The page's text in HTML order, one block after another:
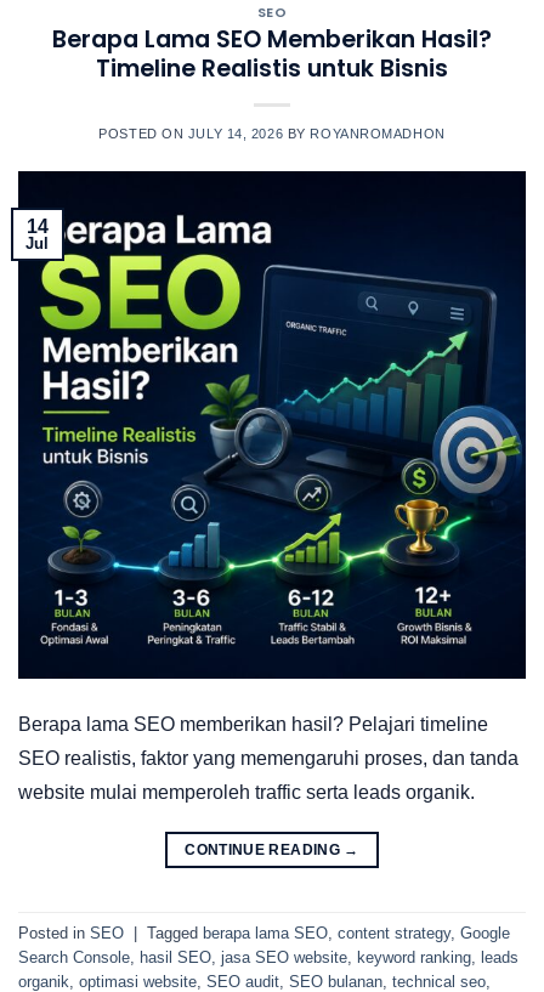
SEO
Berapa Lama SEO Memberikan Hasil?
Timeline Realistis untuk Bisnis
POSTED ON JULY 14, 2026 BY ROYANROMADHON
14
Jul
Berapa lama SEO memberikan hasil? Pelajari timeline
SEO realistis, faktor yang memengaruhi proses, dan tanda
website mulai memperoleh traffic serta leads organik.
CONTINUE READING →
Posted in SEO | Tagged berapa lama SEO content strategy, Google
Search Console hasil SEO jasa SEO website keyword ranking leads
organik optimasi website SEO audit SEO bulanan technical seo